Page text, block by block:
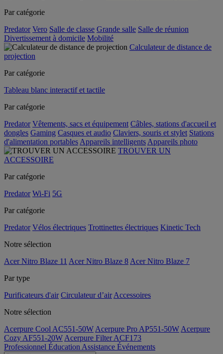
Par catégorie
Predator Vero Salle de classe Grande salle Salle de réunion
Divertissement à domicile Mobilité
Calculateur de distance de
projection
Par catégorie
Tableau blanc interactif et tactile
Par catégorie
Predator Vêtements, sacs et équipement Câbles, stations d'accueil et
dongles Gaming Casques et audio Claviers, souris et stylet Stations
d'alimentation portables Appareils intelligents Appareils photo
TROUVER UN
ACCESSOIRE
Par catégorie
Predator Wi-Fi 5G
Par catégorie
Predator Vélos électriques Trottinettes électriques Kinetic Tech
Notre sélection
Acer Nitro Blaze 11 Acer Nitro Blaze 8 Acer Nitro Blaze 7
Par type
Purificateurs d'air Circulateur d’air Accessoires
Notre sélection
Acerpure Cool AC551-50W Acerpure Pro AP551-50W Acerpure
Cozy AF551-20W Acerpure Filter ACF173
Professionnel Éducation Assistance Événements